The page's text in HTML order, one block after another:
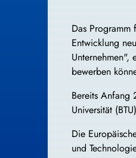
Das
Entwicklung
Unternehmen",
bewerben
Bereits Anfang
Universität
Die
und